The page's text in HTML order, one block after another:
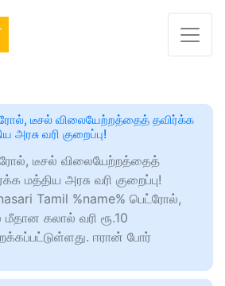
டீசல் விலையேற்றத்தைத் தவிர்க்க
அரசு வரி குறைப்பு!
டீசல் விலையேற்றத்தைத்
மத்திய அரசு வரி குறைப்பு!
Tamil %name% பெட்ரோல்,
கலால் வரி ரூ.10
ஈரான் போர்